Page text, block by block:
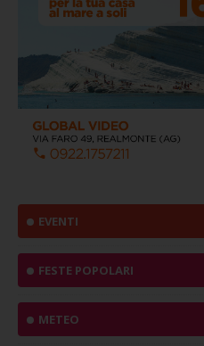
EVENTI
FESTE POPOLARI
METEO